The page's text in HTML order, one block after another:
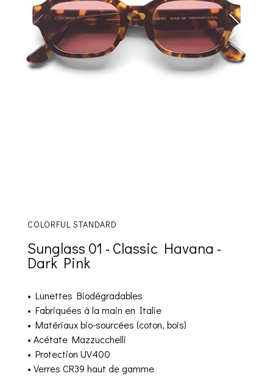
COLORFUL STANDARD
Sunglass 01 - Classic Havana -
Dark Pink
• Lunettes Biodégradables
• Fabriquées à la main en Italie
• Matériaux bio-sourcées (coton, bois)
• Acétate Mazzucchelli
• Protection UV400
• Verres CR39 haut de gamme